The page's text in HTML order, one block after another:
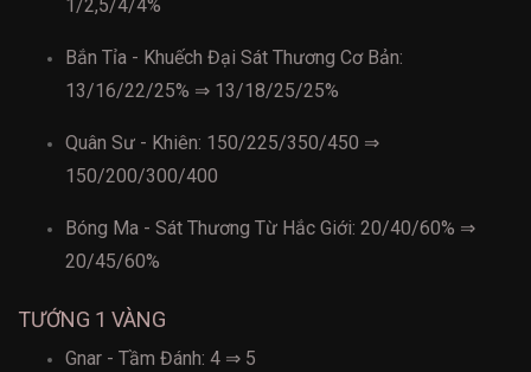
1/2,5/4/4%
Bắn Tỉa - Khuếch Đại Sát Thương Cơ Bản:
13/16/22/25% ⇒ 13/18/25/25%
Quân Sư - Khiên: 150/225/350/450 ⇒
150/200/300/400
Bóng Ma - Sát Thương Từ Hắc Giới: 20/40/60% ⇒
20/45/60%
TƯỚNG 1 VÀNG
Gnar - Tầm Đánh: 4 ⇒ 5